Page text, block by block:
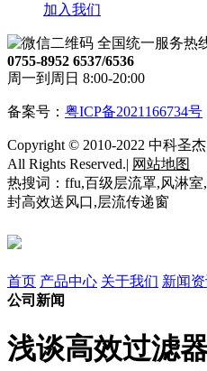
加入我们
全国统一服务热
0755-8952 6537/6536
周一到周日 8:00-20:00
备案号： 粤ICP备2021166734号
Copyright © 2010-2022 中科圣
All Rights Reserved.| 网站地图
热搜词：ffu,百级层流罩,风淋
封高效送风口,层流传递窗
首页 产品中心 关于我们 新闻
公司新闻
浅谈高效过滤